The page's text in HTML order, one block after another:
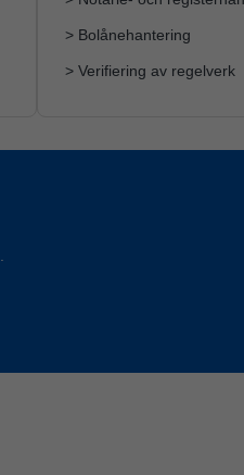
> Bolånehantering
> Verifiering av regelverk